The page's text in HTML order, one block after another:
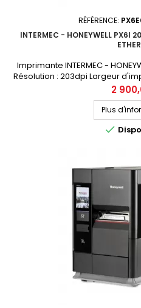
RÉFÉRENCE:
INTERMEC - HONEYWELL PX6I
Imprimante INTERMEC -
Résolution : 203dpi Largeur
Connectique : USB, Ethernet,
HT Demandez
Prix
2
Plus
